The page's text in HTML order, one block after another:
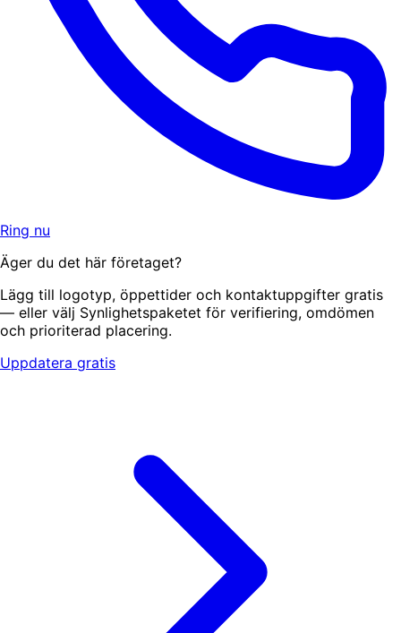
Ring nu
Äger du det här företaget?
Lägg till logotyp, öppettider och kontaktuppgifter gratis
— eller välj Synlighetspaketet för verifiering, omdömen
och prioriterad placering.
Uppdatera gratis